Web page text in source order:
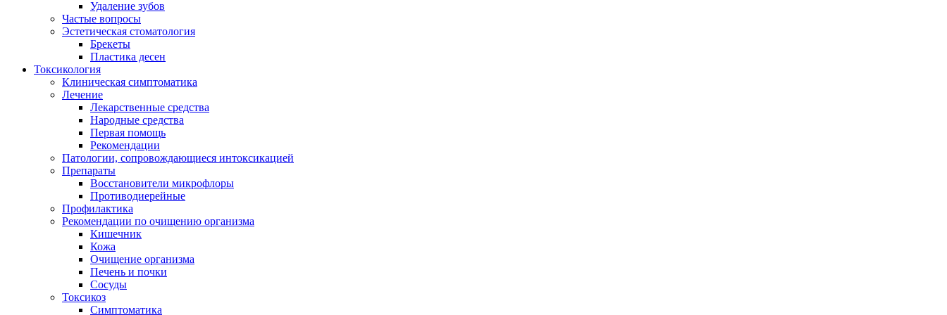
Удаление зубов
Частые вопросы
Эстетическая стоматология
Брекеты
Пластика десен
Токсикология
Клиническая симптоматика
Лечение
Лекарственные средства
Народные средства
Первая помощь
Рекомендации
Патологии, сопровождающиеся интоксикацией
Препараты
Восстановители микрофлоры
Противодиерейные
Профилактика
Рекомендации по очищению организма
Кишечник
Кожа
Очищение организма
Печень и почки
Сосуды
Токсикоз
Cимптоматика